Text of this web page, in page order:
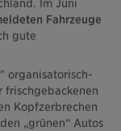
Im Juni
Fahrzeuge
gute
organisatorisch-
frischgebackenen
Kopfzerbrechen
„grünen“ Autos